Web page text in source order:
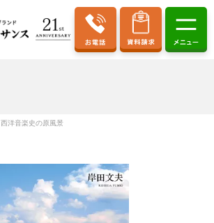
西洋音楽史の原風景